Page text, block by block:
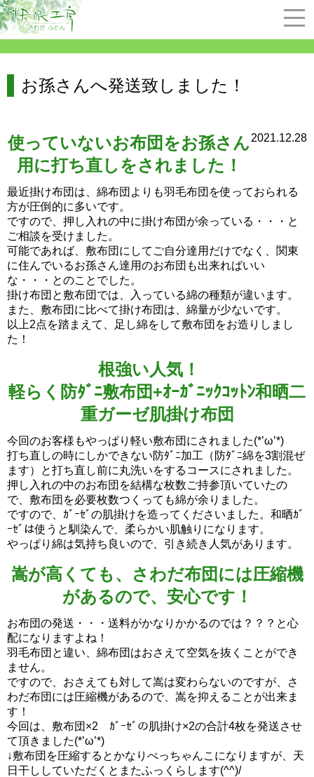
お孫さんへ発送致しました！
2021.12.28
使っていないお布団をお孫さん
用に打ち直しをされました！
最近掛け布団は、綿布団よりも羽毛布団を使っておられる
方が圧倒的に多いです。
ですので、押し入れの中に掛け布団が余っている・・・と
ご相談を受けました。
可能であれば、敷布団にしてご自分達用だけでなく、関東
に住んでいるお孫さん達用のお布団も出来ればいい
な・・・とのことでした。
掛け布団と敷布団では、入っている綿の種類が違います。
また、敷布団に比べて掛け布団は、綿量が少ないです。
以上2点を踏まえて、足し綿をして敷布団をお造りしまし
た！
根強い人気！
軽らく防ﾀﾞﾆ敷布団+ｵｰｶﾞﾆｯｸｺｯﾄﾝ和晒二
重ガーゼ肌掛け布団
今回のお客様もやっぱり軽い敷布団にされました(*’ω’*)
打ち直しの時にしかできない防ﾀﾞﾆ加工（防ﾀﾞﾆ綿を3割混ぜ
ます）と打ち直し前に丸洗いをするコースにされました。
押し入れの中のお布団を結構な枚数ご持参頂いていたの
で、敷布団を必要枚数つくっても綿が余りました。
ですので、ｶﾞｰｾﾞの肌掛けを造ってくださいました。和晒ｶﾞ
ｰｾﾞは使うと馴染んで、柔らかい肌触りになります。
やっぱり綿は気持ち良いので、引き続き人気があります。
嵩が高くても、さわだ布団には圧縮機
があるので、安心です！
お布団の発送・・・送料がかなりかかるのでは？？？と心
配になりますよね！
羽毛布団と違い、綿布団はおさえて空気を抜くことができ
ません。
ですので、おさえても対して嵩は変わらないのですが、さ
わだ布団には圧縮機があるので、嵩を抑えることが出来ま
す！
今回は、敷布団×2 ｶﾞｰｾﾞの肌掛け×2の合計4枚を発送させ
て頂きました(*’ω’*)
↓敷布団を圧縮するとかなりぺっちゃんこになりますが、天
日干ししていただくとまたふっくらします(^^)/